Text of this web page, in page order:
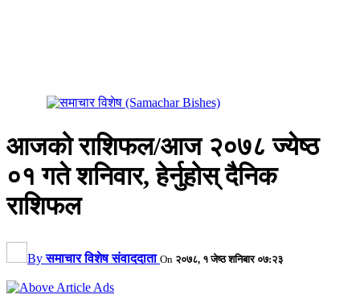
आजको राशिफल/आज २०७८ ज्येष्ठ
०१ गते शनिवार, हेर्नुहोस् दैनिक
राशिफल
Byसमाचार विशेष संवाददाता On २०७८, १ जेष्ठ शनिबार ०७:२३